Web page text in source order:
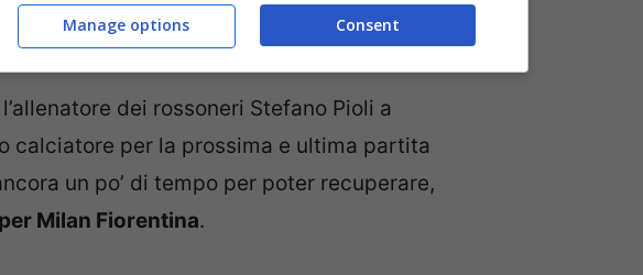
dei rossoneri Stefano Pioli a
calciatore per la prossima e ultima partita
un po’ di tempo per poter recuperare,
Milan Fiorentina.
Consent
Manage options